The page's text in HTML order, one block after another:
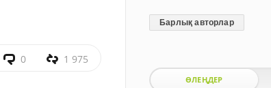
0 1 975
Барлық авторлар
ӨЛЕҢДЕР